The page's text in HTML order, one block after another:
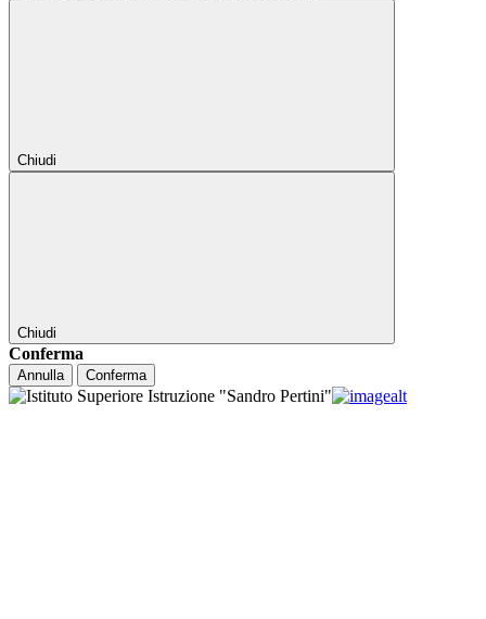
Chiudi
Chiudi
Conferma
Annulla Conferma